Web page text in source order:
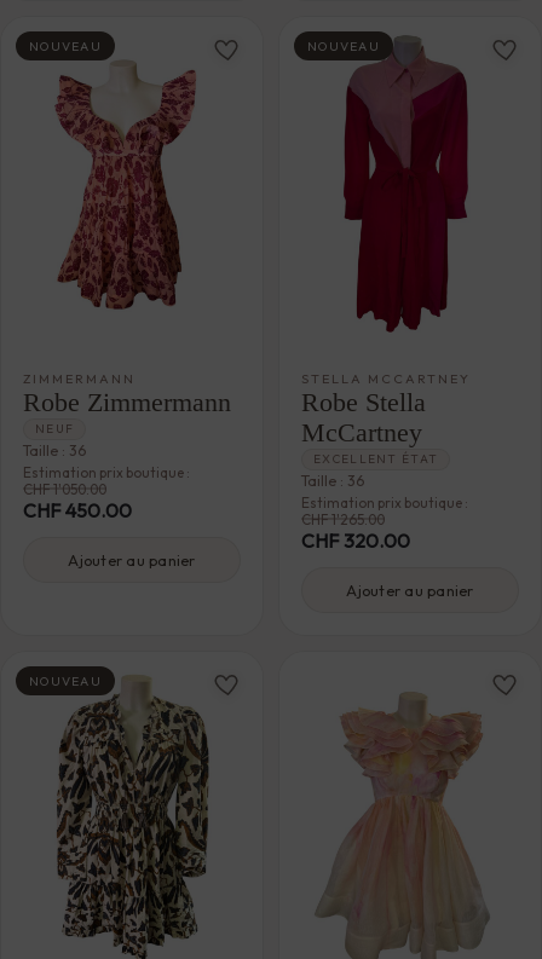
NOUVEAU
ZIMMERMANN
Robe Zimmermann
NEUF
Taille : 36
Estimation prix boutique :
CHF 1'050.00
CHF 450.00
Ajouter au panier
NOUVEAU
STELLA MCCARTNEY
Robe Stella
McCartney
EXCELLENT ÉTAT
Taille : 36
Estimation prix boutique :
CHF 1'265.00
CHF 320.00
Ajouter au panier
NOUVEAU